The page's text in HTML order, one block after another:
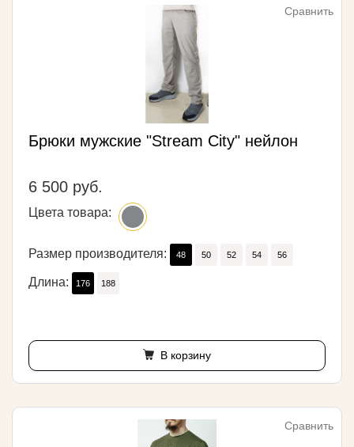
Сравнить
Брюки мужские "Stream City" нейлон
6 500 руб.
Цвета товара:
Размер производителя: 48 50 52 54 56
Длина: 176 188
В корзину
Сравнить